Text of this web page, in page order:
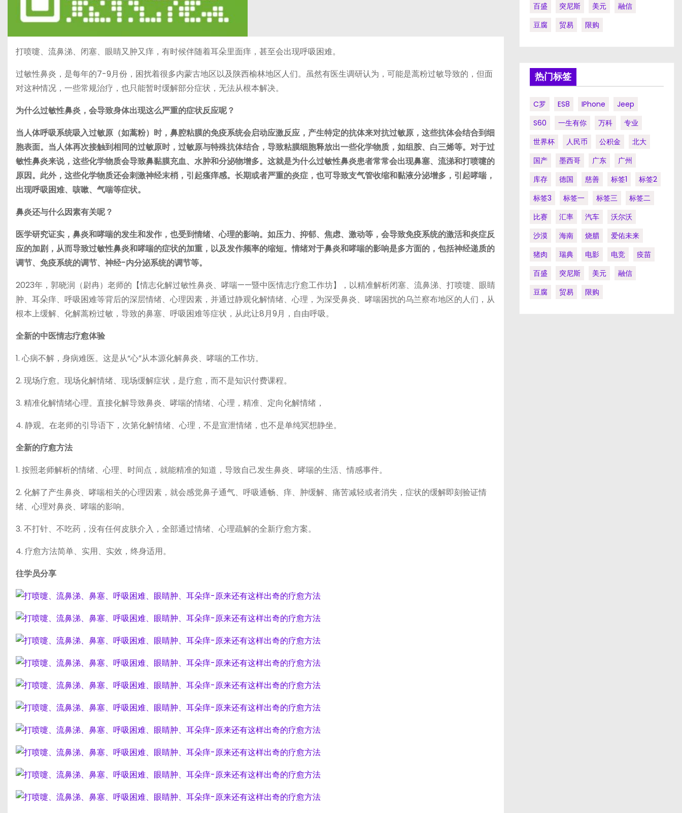
打喷嚏、流鼻涕、闭塞、眼睛又肿又痒，有时候伴随着耳朵里面痒，甚至会出现呼吸困难。
过敏性鼻炎，是每年的7-9月份，困扰着很多内蒙古地区以及陕西榆林地区人们。虽然有医生调研认为，可能是蒿粉过敏导致的，但面
对这种情况，一些常规治疗，也只能暂时缓解部分症状，无法从根本解决。
为什么过敏性鼻炎，会导致身体出现这么严重的症状反应呢？
当人体呼吸系统吸入过敏原（如蒿粉）时，鼻腔粘膜的免疫系统会启动应激反应，产生特定的抗体来对抗过敏原，这些抗体会结合到细
胞表面。当人体再次接触到相同的过敏原时，过敏原与特殊抗体结合，导致粘膜细胞释放出一些化学物质，如组胺、白三烯等。对于过
敏性鼻炎来说，这些化学物质会导致鼻黏膜充血、水肿和分泌物增多。这就是为什么过敏性鼻炎患者常常会出现鼻塞、流涕和打喷嚏的
原因。此外，这些化学物质还会刺激神经末梢，引起瘙痒感。长期或者严重的炎症，也可导致支气管收缩和黏液分泌增多，引起哮喘，
出现呼吸困难、咳嗽、气喘等症状。
鼻炎还与什么因素有关呢？
医学研究证实，鼻炎和哮喘的发生和发作，也受到情绪、心理的影响。如压力、抑郁、焦虑、激动等，会导致免疫系统的激活和炎症反
应的加剧，从而导致过敏性鼻炎和哮喘的症状的加重，以及发作频率的缩短。情绪对于鼻炎和哮喘的影响是多方面的，包括神经递质的
调节、免疫系统的调节、神经-内分泌系统的调节等。
2023年，郭晓润（尉冉）老师的【情志化解过敏性鼻炎、哮喘——暨中医情志疗愈工作坊】，以精准解析闭塞、流鼻涕、打喷嚏、眼睛
肿、耳朵痒、呼吸困难等背后的深层情绪、心理因素，并通过静观化解情绪、心理，为深受鼻炎、哮喘困扰的乌兰察布地区的人们，从
根本上缓解、化解蒿粉过敏，导致的鼻塞、呼吸困难等症状，从此让8月9月，自由呼吸。
全新的中医情志疗愈体验
1. 心病不解，身病难医。这是从“心”从本源化解鼻炎、哮喘的工作坊。
2. 现场疗愈。现场化解情绪、现场缓解症状，是疗愈，而不是知识付费课程。
3. 精准化解情绪心理。直接化解导致鼻炎、哮喘的情绪、心理，精准、定向化解情绪，
4. 静观。在老师的引导语下，次第化解情绪、心理，不是宣泄情绪，也不是单纯冥想静坐。
全新的疗愈方法
1. 按照老师解析的情绪、心理、时间点，就能精准的知道，导致自己发生鼻炎、哮喘的生活、情感事件。
2. 化解了产生鼻炎、哮喘相关的心理因素，就会感觉鼻子通气、呼吸通畅、痒、肿缓解、痛苦减轻或者消失，症状的缓解即刻验证情
绪、心理对鼻炎、哮喘的影响。
3. 不打针、不吃药，没有任何皮肤介入，全部通过情绪、心理疏解的全新疗愈方案。
4. 疗愈方法简单、实用、实效，终身适用。
往学员分享
百盛
突尼斯 美元
融信
豆腐
贸易 限购
热门标签
C罗 ES8 IPhone
Jeep
S60
一生有你 万科
专业
世界杯
人民币 公积金
北大
国产
墨西哥 广东
广州
库存
德国 慈善 标签1
标签2
标签3
标签一 标签三
标签二
比赛
汇率 汽车
沃尔沃
沙漠
海南 烧腊
爱佑未来
猪肉
瑞典 电影 电竞
疫苗
百盛
突尼斯 美元
融信
豆腐
贸易 限购